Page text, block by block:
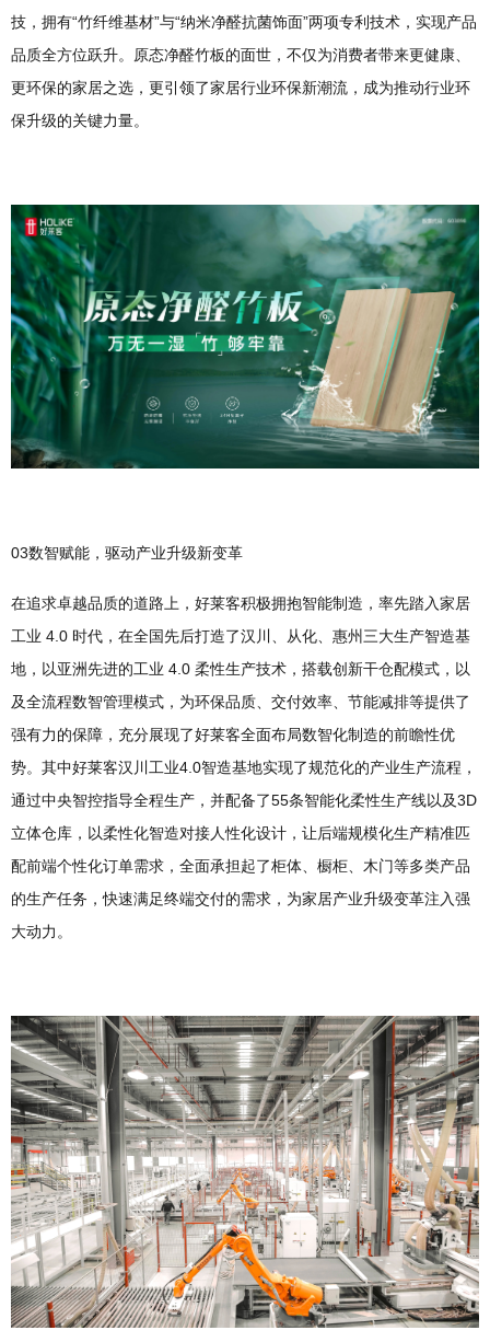
技，拥有“竹纤维基材”与“纳米净醛抗菌饰面”两项专利技术，实现产品
品质全方位跃升。原态净醛竹板的面世，不仅为消费者带来更健康、
更环保的家居之选，更引领了家居行业环保新潮流，成为推动行业环
保升级的关键力量。
03数智赋能，驱动产业升级新变革
在追求卓越品质的道路上，好莱客积极拥抱智能制造，率先踏入家居
工业 4.0 时代，在全国先后打造了汉川、从化、惠州三大生产智造基
地，以亚洲先进的工业 4.0 柔性生产技术，搭载创新干仓配模式，以
及全流程数智管理模式，为环保品质、交付效率、节能减排等提供了
强有力的保障，充分展现了好莱客全面布局数智化制造的前瞻性优
势。其中好莱客汉川工业4.0智造基地实现了规范化的产业生产流程，
通过中央智控指导全程生产，并配备了55条智能化柔性生产线以及3D
立体仓库，以柔性化智造对接人性化设计，让后端规模化生产精准匹
配前端个性化订单需求，全面承担起了柜体、橱柜、木门等多类产品
的生产任务，快速满足终端交付的需求，为家居产业升级变革注入强
大动力。